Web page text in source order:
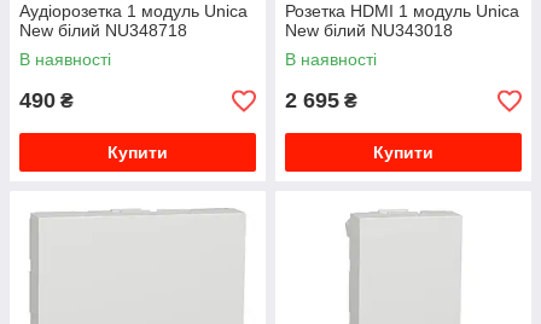
Аудіорозетка 1 модуль Unica
New білий NU348718
В наявності
490 ₴
Купити
Розетка HDMI 1 модуль Unica
New білий NU343018
В наявності
2 695 ₴
Купити